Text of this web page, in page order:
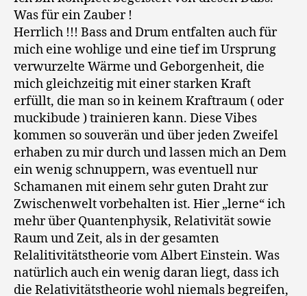
Was für ein Zauber !
Herrlich !!! Bass and Drum entfalten auch für
mich eine wohlige und eine tief im Ursprung
verwurzelte Wärme und Geborgenheit, die
mich gleichzeitig mit einer starken Kraft
erfüllt, die man so in keinem Kraftraum ( oder
muckibude ) trainieren kann. Diese Vibes
kommen so souverän und über jeden Zweifel
erhaben zu mir durch und lassen mich an Dem
ein wenig schnuppern, was eventuell nur
Schamanen mit einem sehr guten Draht zur
Zwischenwelt vorbehalten ist. Hier „lerne“ ich
mehr über Quantenphysik, Relativität sowie
Raum und Zeit, als in der gesamten
Relalitivitätstheorie vom Albert Einstein. Was
natürlich auch ein wenig daran liegt, dass ich
die Relativitätstheorie wohl niemals begreifen,